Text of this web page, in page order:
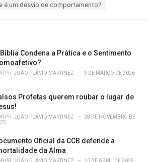
é um desvio de comportamento?
Condena a Prática e o Sentimento
PR. JOÃO FLÁVIO MARTINEZ 9 DE MARÇO DE 2026
Profetas querem roubar o lugar de
PR. JOÃO FLÁVIO MARTINEZ
28 DE NOVEMBRO DE
Oficial da CCB defende a
da Alma
PR. JOÃO FLÁVIO MARTINEZ 10 DE ABRIL DE 2025